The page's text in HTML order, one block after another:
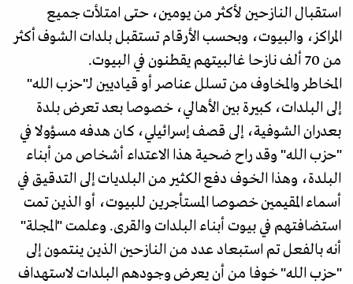
استقبال النازحين لأكثر من يومين، حتى امتلأت جميع
المراكز، والبيوت، وبحسب الأرقام تستقبل بلدات الشوف أكثر
من 70 ألف نازحا غالبيتهم يقطنون في البيوت.
المخاطر والمخاوف من تسلل عناصر أو قياديين لـ"حزب الله"
إلى البلدات، كبيرة بين الأهالي، خصوصا بعد تعرض بلدة
بعدران الشوفية، إلى قصف إسرائيلي، كان هدفه مسؤولا في
"حزب الله" وقد راح ضحية هذا الاعتداء أشخاص من أبناء
البلدة، وهذا الخوف دفع الكثير من البلديات إلى التدقيق في
أسماء المقيمين خصوصا المستأجرين للبيوت، أو الذين تمت
استضافتهم في بيوت أبناء البلدات والقرى. وعلمت "المجلة"
أنه بالفعل تم استبعاد عدد من النازحين الذين ينتمون إلى
"حزب الله" خوفا من أن يعرض وجودهم البلدات لاستهداف